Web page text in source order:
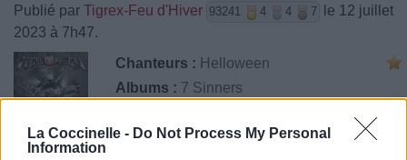
La Coccinelle - Do Not Process My Personal
Information
Publié par Tigrex-Feu d'Hiver 93241 4 4 7
le 12 juillet
2023 à 7h47.
Chanteurs : Helloween
Albums : 7 Sinners